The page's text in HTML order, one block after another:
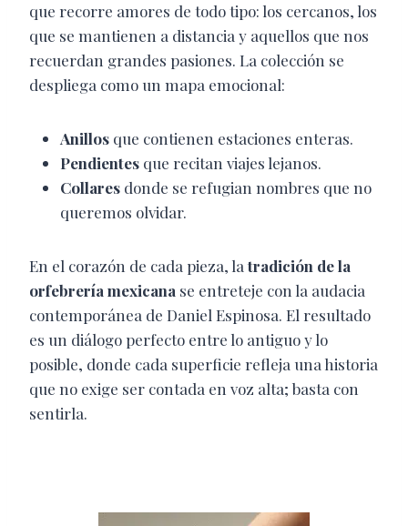
que recorre amores de todo tipo: los cercanos, los
que se mantienen a distancia y aquellos que nos
recuerdan grandes pasiones. La colección se
despliega como un mapa emocional:
Anillos que contienen estaciones enteras.
Pendientes que recitan viajes lejanos.
Collares donde se refugian nombres que no
queremos olvidar.
En el corazón de cada pieza, latradición de la
orfebrería mexicana se entreteje con la audacia
contemporánea de Daniel Espinosa. El resultado
es un diálogo perfecto entre lo antiguo y lo
posible, donde cada superficie refleja una historia
que no exige ser contada en voz alta; basta con
sentirla.